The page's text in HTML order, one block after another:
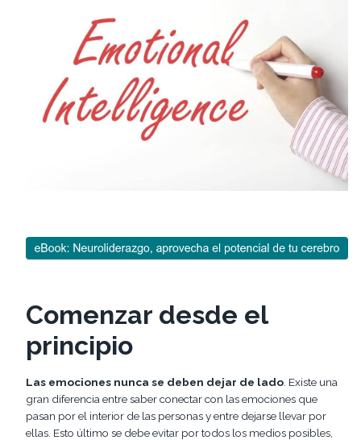
Comenzar desde el
principio
Las emociones nunca se deben dejar de lado . Existe una
gran diferencia entre saber conectar con las emociones que
pasan por el interior de las personas y entre dejarse llevar por
ellas. Esto último se debe evitar por todos los medios posibles,